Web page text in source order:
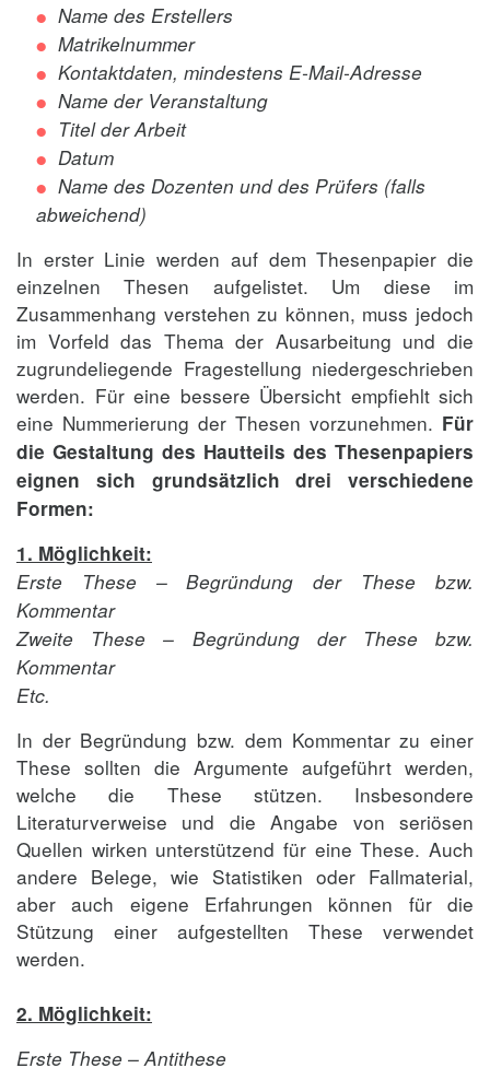
Name des Erstellers
Matrikelnummer
Kontaktdaten, mindestens E-Mail-Adresse
Name der Veranstaltung
Titel der Arbeit
Datum
Name des Dozenten und des Prüfers (falls
abweichend)
In erster Linie werden auf dem Thesenpapier die
einzelnen Thesen aufgelistet. Um diese im
Zusammenhang verstehen zu können, muss jedoch
im Vorfeld das Thema der Ausarbeitung und die
zugrundeliegende Fragestellung niedergeschrieben
werden. Für eine bessere Übersicht empfiehlt sich
eine Nummerierung der Thesen vorzunehmen. Für
die Gestaltung des Hautteils des Thesenpapiers
eignen sich grundsätzlich drei verschiedene
Formen:
1. Möglichkeit:
Erste These – Begründung der These bzw.
Kommentar
Zweite These – Begründung der These bzw.
Kommentar
Etc.
In der Begründung bzw. dem Kommentar zu einer
These sollten die Argumente aufgeführt werden,
welche die These stützen. Insbesondere
Literaturverweise und die Angabe von seriösen
Quellen wirken unterstützend für eine These. Auch
andere Belege, wie Statistiken oder Fallmaterial,
aber auch eigene Erfahrungen können für die
Stützung einer aufgestellten These verwendet
werden.
2. Möglichkeit:
Erste These – Antithese